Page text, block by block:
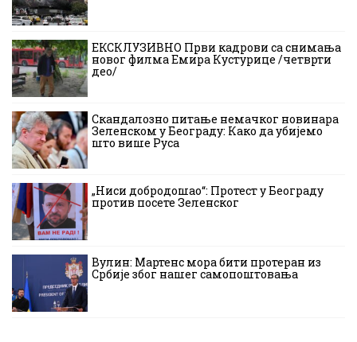
ЕКСКЛУЗИВНО Први кадрови са снимања
новог филма Емира Кустурице /четврти
део/
Скандалозно питање немачког новинара
Зеленском у Београду: Како да убијемо
што више Руса
„Ниси добродошао“: Протест у Београду
против посете Зеленског
Вулин: Мартенс мора бити протеран из
Србије због нашег самопоштовања